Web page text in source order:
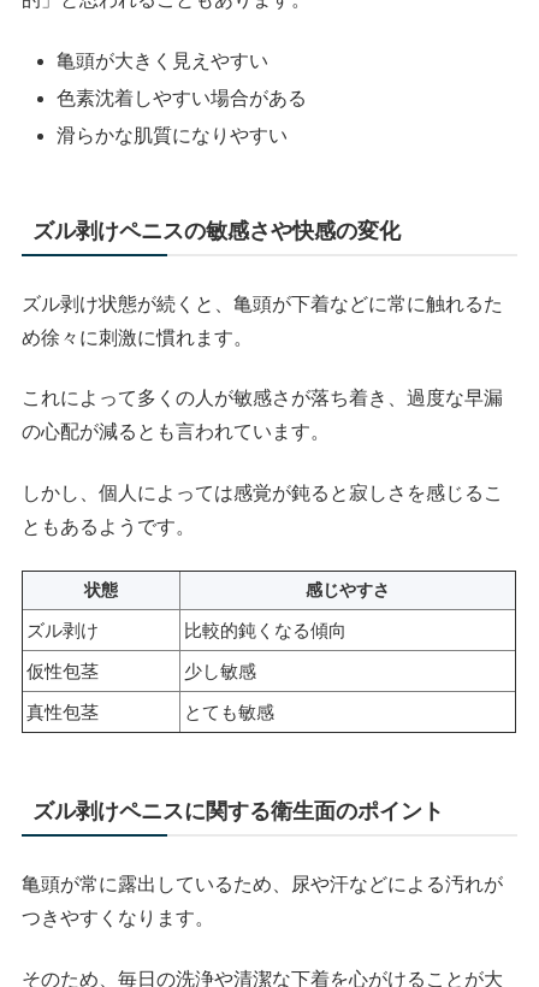
亀頭が大きく見えやすい
色素沈着しやすい場合がある
滑らかな肌質になりやすい
ズル剥けペニスの敏感さや快感の変化
ズル剥け状態が続くと、亀頭が下着などに常に触れるた
め徐々に刺激に慣れます。
これによって多くの人が敏感さが落ち着き、過度な早漏
の心配が減るとも言われています。
しかし、個人によっては感覚が鈍ると寂しさを感じるこ
ともあるようです。
状態 感じやすさ
ズル剥け
比較的鈍くなる傾向
仮性包茎
少し敏感
真性包茎
とても敏感
ズル剥けペニスに関する衛生面のポイント
亀頭が常に露出しているため、尿や汗などによる汚れが
つきやすくなります。
そのため、毎日の洗浄や清潔な下着を心がけることが大